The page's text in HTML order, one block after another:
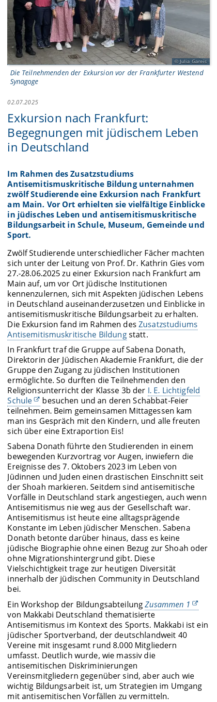
Julia Gareis
Die Teilnehmenden der Exkursion vor der Frankfurter Westend
Synagoge
02.07.2025
Exkursion nach Frankfurt:
Begegnungen mit jüdischem Leben
in Deutschland
Im Rahmen des Zusatzstudiums
Antisemitismuskritische Bildung unternahmen
zwölf Studierende eine Exkursion nach Frankfurt
am Main. Vor Ort erhielten sie vielfältige Einblicke
in jüdisches Leben und antisemitismuskritische
Bildungsarbeit in Schule, Museum, Gemeinde und
Sport.
Zwölf Studierende unterschiedlicher Fächer machten
sich unter der Leitung von Prof. Dr. Kathrin Gies vom
27.-28.06.2025 zu einer Exkursion nach Frankfurt am
Main auf, um vor Ort jüdische Institutionen
kennenzulernen, sich mit Aspekten jüdischen Lebens
in Deutschland auseinanderzusetzen und Einblicke in
antisemitismuskritische Bildungsarbeit zu erhalten.
Die Exkursion fand im Rahmen desZusatzstudiums
Antisemitismuskritische Bildungstatt.
In Frankfurt traf die Gruppe auf Sabena Donath,
Direktorin der Jüdischen Akademie Frankfurt, die der
Gruppe den Zugang zu jüdischen Institutionen
ermöglichte. So durften die Teilnehmenden den
Religionsunterricht der Klasse 3b der I. E. Lichtigfeld
Schule
besuchen und an deren Schabbat-Feier
teilnehmen. Beim gemeinsamen Mittagessen kam
man ins Gespräch mit den Kindern, und alle freuten
sich über eine Extraportion Eis!
Sabena Donath führte den Studierenden in einem
bewegenden Kurzvortrag vor Augen, inwiefern die
Ereignisse des 7. Oktobers 2023 im Leben von
Jüdinnen und Juden einen drastischen Einschnitt seit
der Shoah markieren. Seitdem sind antisemitische
Vorfälle in Deutschland stark angestiegen, auch wenn
Antisemitismus nie weg aus der Gesellschaft war.
Antisemitismus ist heute eine alltagsprägende
Konstante im Leben jüdischer Menschen. Sabena
Donath betonte darüber hinaus, dass es keine
jüdische Biographie ohne einen Bezug zur Shoah oder
ohne Migrationshintergrund gibt. Diese
Vielschichtigkeit trage zur heutigen Diversität
innerhalb der jüdischen Community in Deutschland
bei.
Ein Workshop der BildungsabteilungZusammen 1
von Makkabi Deutschland thematisierte
Antisemitismus im Kontext des Sports. Makkabi ist ein
jüdischer Sportverband, der deutschlandweit 40
Vereine mit insgesamt rund 8.000 Mitgliedern
umfasst. Deutlich wurde, wie massiv die
antisemitischen Diskriminierungen
Vereinsmitgliedern gegenüber sind, aber auch wie
wichtig Bildungsarbeit ist, um Strategien im Umgang
mit antisemitischen Vorfällen zu vermitteln.